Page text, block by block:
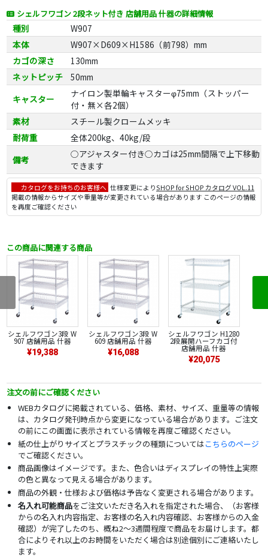
シェルフワゴン 2段ネット付き 店舗用品 什器の詳細情報
種別
W907
本体
W907×D609×H1586（前798）mm
カゴの深さ
130mm
ネットピッチ
50mm
キャスター
ナイロン製単輪キャスターφ75mm（ストッパー
付・無×各2個）
素材
スチール製クロームメッキ
耐荷重
全体200kg、40kg/段
備考
○アジャスター付き○カゴは25mm間隔で上下移動
できます
カタログをお持ちのお客様へ 仕様変更によりSHOP for SHOP カタログ VOL.11
掲載の情報からサイズや重量等が変更されている場合があります このページの情報
を再度ご確認ください
この商品に関連する商品
シェルフワゴン3段 W
907 店舗用品 什器
¥19,388
シェルフワゴン3段 W
609 店舗用品 什器
¥16,088
シェルフワゴン H1280
2段展開ハーフカゴ付
店舗用品 什器
¥20,075
注文の前にご確認ください
WEBカタログに掲載されている、価格、素材、サイズ、重量等の情報
は、カタログ発刊時点から変更になっている場合があります。ご注文
の前にこの画面に表示されている情報を再度ご確認ください。
紙の仕上がりサイズとプラスチックの種類についてはこちらのページ
でご確認ください。
商品画像はイメージです。また、色合いはディスプレイの特性上実際
の色と異なって見える場合があります。
商品の外観・仕様および価格は予告なく変更される場合があります。
名入れ可能商品をご注文いただき名入れを指定された場合、（お客様
からの名入れ内容指定、お客様の名入れ内容確認、お客様からの入金
確認）が完了したのち、概ね2～3週間程度で商品をお届けします。都
合によりそれ以上のお時間をいただく場合は別途個別にご連絡いたし
ます。